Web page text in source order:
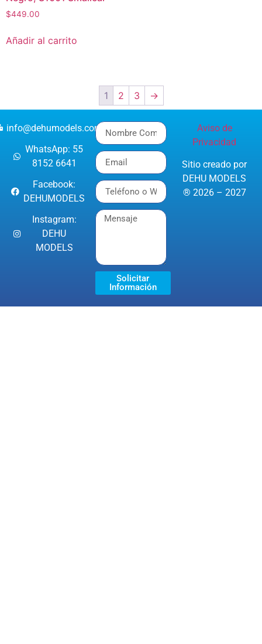
$449.00
Añadir al carrito
1 2 3 →
info@dehumodels.com
WhatsApp: 55
8152 6641
Facebook:
DEHUMODELS
Instagram:
DEHU
MODELS
Solicitar
Información
Aviso de
Privacidad
Sitio creado por
DEHU MODELS
® 2026 – 2027